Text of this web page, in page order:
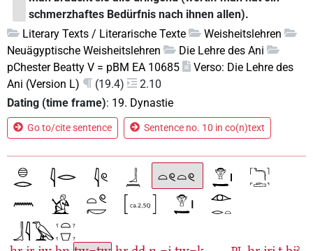
schmerzhaftes Bedürfnis nach ihnen allen).
Literary Texts / Literarische Texte
Weisheitslehren
Neuägyptische Weisheitslehren
Die Lehre des Ani
pChester Beatty V = pBM EA 10685
Verso: Die Lehre des
Ani (Version L)
(19.4)
2.10
Dating (time frame): 19. Dynastie
Go to/cite sentence Sentence no. 10 in co(n)text